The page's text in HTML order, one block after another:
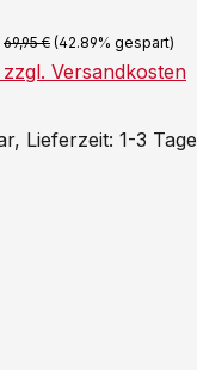
69,95 € (42.89% gespart)
Versandkosten
Lieferzeit: 1-3 Tage